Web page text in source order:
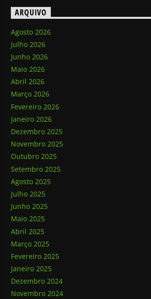
ARQUIVO
Agosto 2026
Julho 2026
Junho 2026
Maio 2026
Abril 2026
Março 2026
Fevereiro 2026
Janeiro 2026
Dezembro 2025
Novembro 2025
Outubro 2025
Setembro 2025
Agosto 2025
Julho 2025
Junho 2025
Maio 2025
Abril 2025
Março 2025
Fevereiro 2025
Janeiro 2025
Dezembro 2024
Novembro 2024